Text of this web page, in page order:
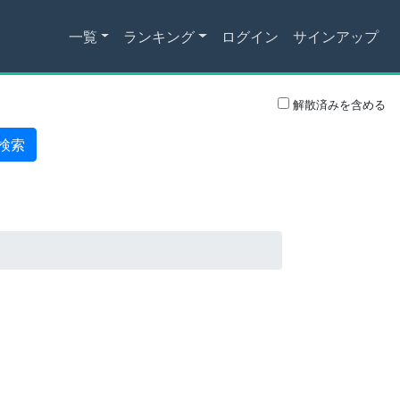
一覧 ランキング ログイン サインアップ
解散済みを含める
索